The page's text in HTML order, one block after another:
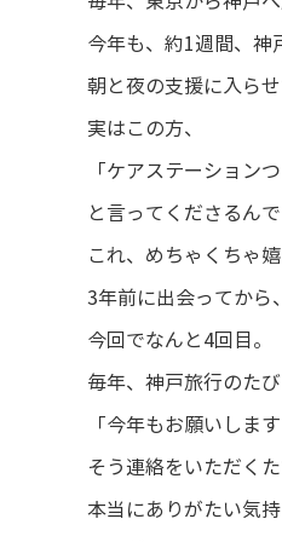
今年も、約1週間、神
朝と夜の支援に入ら
実はこの方、
「ケアステーション
と言ってくださるんで
これ、めちゃくちゃ
3年前に出会ってから、
今回でなんと4回目。
毎年、神戸旅行のた
「今年もお願いします
そう連絡をいただくた
本当にありがたい気持